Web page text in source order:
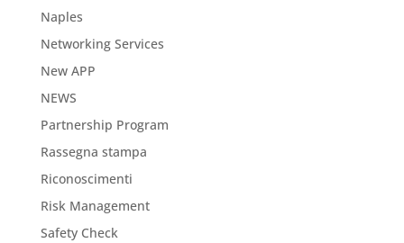
Naples
Networking Services
New APP
NEWS
Partnership Program
Rassegna stampa
Riconoscimenti
Risk Management
Safety Check